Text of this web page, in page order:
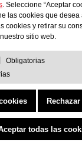
. Seleccione “Aceptar
las cookies que desea
cookies y retirar su
sitio web.
Obligatorias
todas las